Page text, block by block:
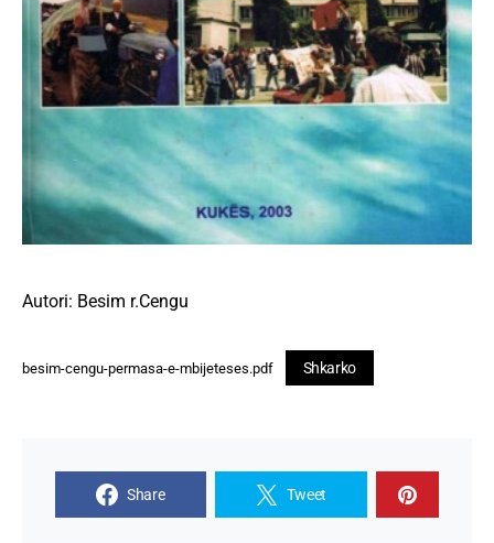
Autori: Besim r.Cengu
besim-cengu-permasa-e-mbijeteses.pdf Shkarko
Share Tweet